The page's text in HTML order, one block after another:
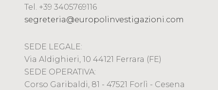
Tel. +39 3405769116
segreteria@europolinvestigazioni.com
SEDE LEGALE:
Via Aldighieri, 10 44121 Ferrara (FE)
SEDE OPERATIVA:
Corso Garibaldi, 81 - 47521 Forlì - Cesena